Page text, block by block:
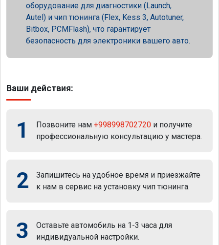
оборудование для диагностики (Launch,
Autel) и чип тюнинга (Flex, Kess 3, Autotuner,
Bitbox, PCMFlash), что гарантирует
безопасность для электроники вашего авто.
Ваши действия:
1 Позвоните нам +998998702720 и получите
профессиональную консультацию у мастера.
2
Запишитесь на удобное время и приезжайте
к нам в сервис на установку чип тюнинга.
3
Оставьте автомобиль на 1-3 часа для
индивидуальной настройки.